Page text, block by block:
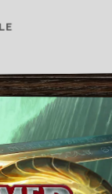
[TUTO]
D’UN
ORRUK
IRONJAWZ
EN
ARMURE
DÉFONCÉE